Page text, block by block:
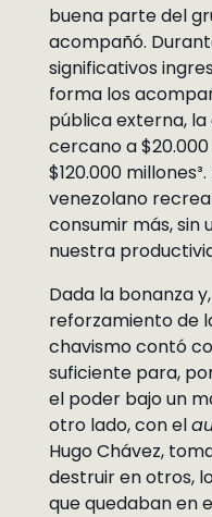
buena parte del
acompañó.
significativos
forma los
pública externa,
cercano a
$120.000
venezolano
consumir más, sin
nuestra
Dada la bonanza
reforzamiento de
chavismo contó
suficiente para,
el poder bajo un
otro lado, con el
Hugo Chávez,
destruir en otros,
que quedaban en